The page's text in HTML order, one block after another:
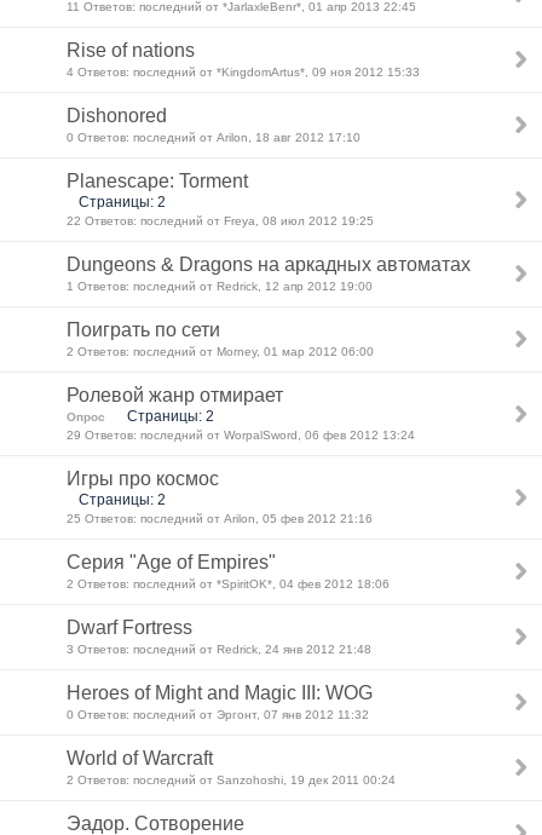
11 Ответов: последний от *JarlaxleBenr*, 01 апр 2013 22:45
Rise of nations
4 Ответов: последний от *KingdomArtus*, 09 ноя 2012 15:33
Dishonored
0 Ответов: последний от Arilon, 18 авг 2012 17:10
Planescape: Torment
Страницы: 2
22 Ответов: последний от Freya, 08 июл 2012 19:25
Dungeons & Dragons на аркадных автоматах
1 Ответов: последний от Redrick, 12 апр 2012 19:00
Поиграть по сети
2 Ответов: последний от Morney, 01 мар 2012 06:00
Ролевой жанр отмирает
Опрос Страницы: 2
29 Ответов: последний от WorpalSword, 06 фев 2012 13:24
Игры про космос
Страницы: 2
25 Ответов: последний от Arilon, 05 фев 2012 21:16
Серия "Age of Empires"
2 Ответов: последний от *SpiritOK*, 04 фев 2012 18:06
Dwarf Fortress
3 Ответов: последний от Redrick, 24 янв 2012 21:48
Heroes of Might and Magic III: WOG
0 Ответов: последний от Эргонт, 07 янв 2012 11:32
World of Warcraft
2 Ответов: последний от Sanzohoshi, 19 дек 2011 00:24
Эадор. Сотворение